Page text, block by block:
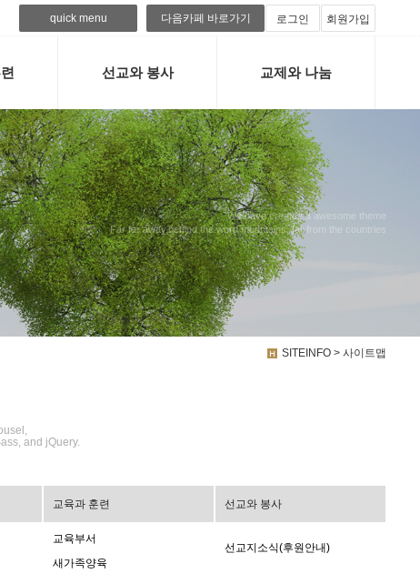
quick menu 다음카페 바로가기 로그인 회원가입
선교와 봉사 교제와 나눔
We have created a awesome theme
Far far away,behind the word mountains, far from the countries
SITEINFO > 사이트맵
and jQuery.
교육과 훈련
교육부서
새가족양육
선교와 봉사
선교지소식(후원안내)